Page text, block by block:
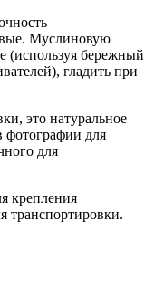
Муслиновую
(используя бережный
гладить при
это натуральное
фотографии для
для
крепления
транспортировки.